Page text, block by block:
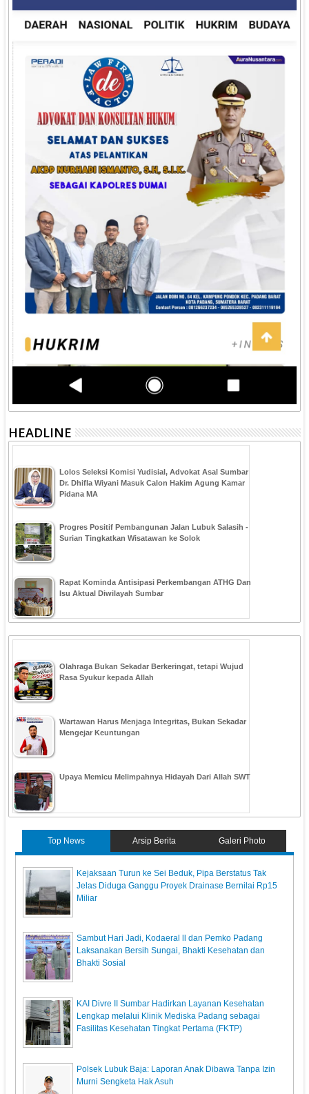
HEADLINE
‎Lolos Seleksi Komisi Yudisial, Advokat Asal Sumbar
Dr. Dhifla Wiyani Masuk Calon Hakim Agung Kamar
Pidana MA
Progres Positif Pembangunan Jalan Lubuk Salasih -
Surian Tingkatkan Wisatawan ke Solok
Rapat Kominda Antisipasi Perkembangan ATHG Dan
Isu Aktual Diwilayah Sumbar
Olahraga Bukan Sekadar Berkeringat, tetapi Wujud
Rasa Syukur kepada Allah
Wartawan Harus Menjaga Integritas, Bukan Sekadar
Mengejar Keuntungan
Upaya Memicu Melimpahnya Hidayah Dari Allah SWT
Top News Arsip Berita Galeri Photo
Kejaksaan Turun ke Sei Beduk, Pipa Berstatus Tak
Jelas Diduga Ganggu Proyek Drainase Bernilai Rp15
Miliar
Sambut Hari Jadi, Kodaeral ll dan Pemko Padang
Laksanakan Bersih Sungai, Bhakti Kesehatan dan
Bhakti Sosial
KAI Divre II Sumbar Hadirkan Layanan Kesehatan
Lengkap melalui Klinik Mediska Padang sebagai
Fasilitas Kesehatan Tingkat Pertama (FKTP)
Polsek Lubuk Baja: Laporan Anak Dibawa Tanpa Izin
Murni Sengketa Hak Asuh